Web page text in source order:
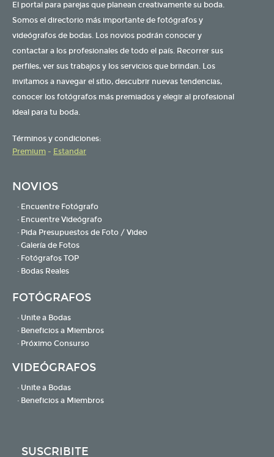
El portal para parejas que planean creativamente su boda.
Somos el directorio más importante de fotógrafos y
videógrafos de bodas. Los novios podrán conocer y
contactar a los profesionales de todo el país. Recorrer sus
perfiles, ver sus trabajos y los servicios que brindan. Los
invitamos a navegar el sitio, descubrir nuevas tendencias,
conocer los fotógrafos más premiados y elegir al profesional
ideal para tu boda.
Términos y condiciones:
Premium - Estandar
NOVIOS
· Encuentre Fotógrafo
· Encuentre Videógrafo
· Pida Presupuestos de Foto / Video
· Galería de Fotos
· Fotógrafos TOP
· Bodas Reales
FOTÓGRAFOS
· Unite a Bodas
· Beneficios a Miembros
· Próximo Consurso
VIDEÓGRAFOS
· Unite a Bodas
· Beneficios a Miembros
SUSCRIBITE